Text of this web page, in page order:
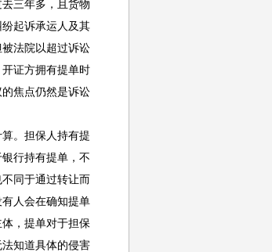
三年多，且货物
起诉承运人及其
法院以超过诉讼
证方拥有提单时
焦点仍然是诉讼
。担保人持有提
行持有提单，不
同于通过转让而
人会在确知提单
，提单对于担保
知道具体的侵害